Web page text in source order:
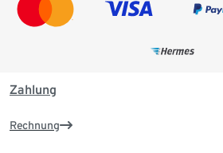
Zahlung
Rechnung